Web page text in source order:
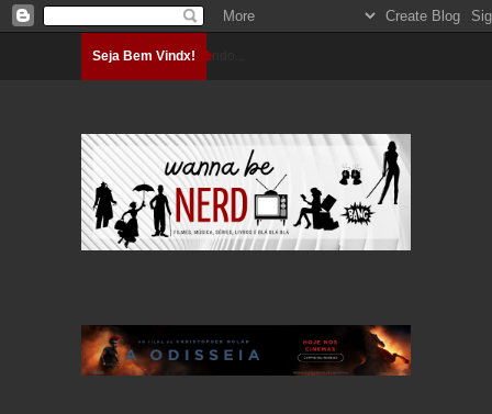
Seja Bem Vindx!Carregando...